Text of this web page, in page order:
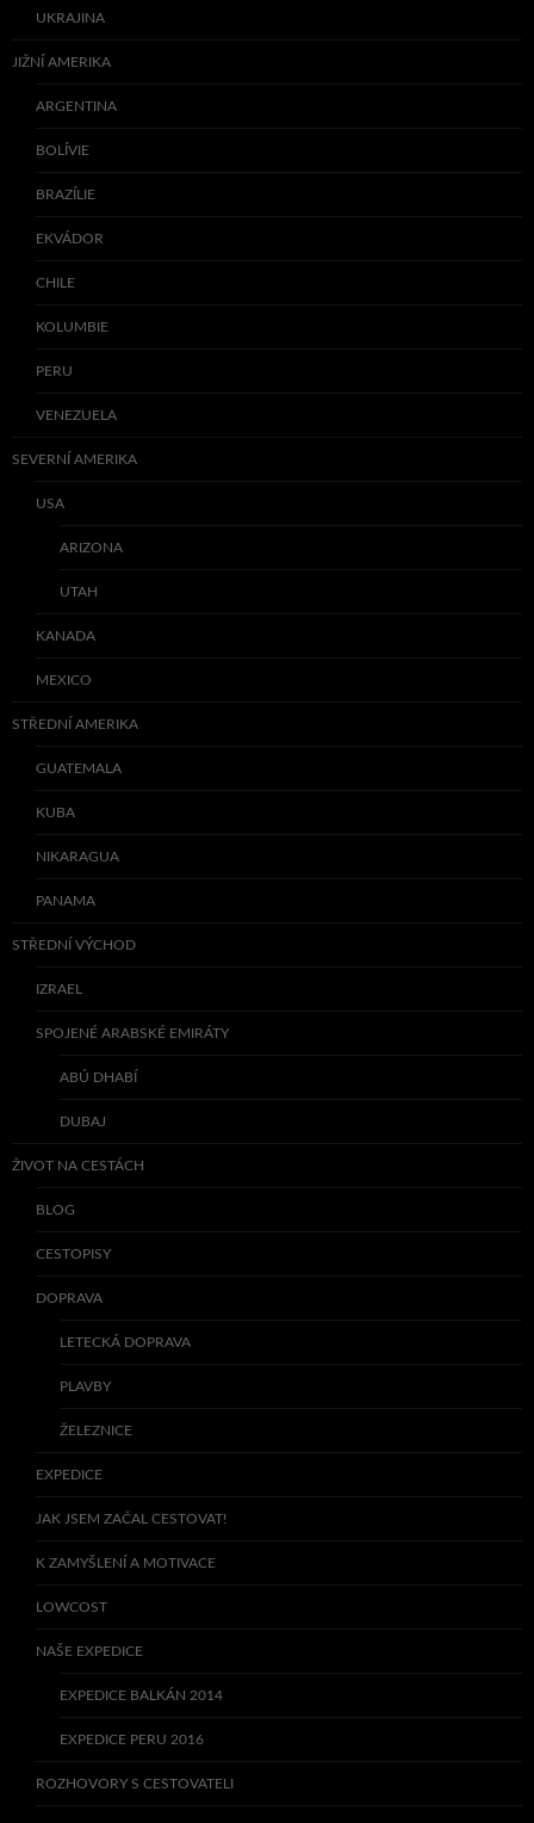
UKRAJINA
JIŽNÍ AMERIKA
ARGENTINA
BOLÍVIE
BRAZÍLIE
EKVÁDOR
CHILE
KOLUMBIE
PERU
VENEZUELA
SEVERNÍ AMERIKA
USA
ARIZONA
UTAH
KANADA
MEXICO
STŘEDNÍ AMERIKA
GUATEMALA
KUBA
NIKARAGUA
PANAMA
STŘEDNÍ VÝCHOD
IZRAEL
SPOJENÉ ARABSKÉ EMIRÁTY
ABÚ DHABÍ
DUBAJ
ŽIVOT NA CESTÁCH
BLOG
CESTOPISY
DOPRAVA
LETECKÁ DOPRAVA
PLAVBY
ŽELEZNICE
EXPEDICE
JAK JSEM ZAČAL CESTOVAT!
K ZAMYŠLENÍ A MOTIVACE
LOWCOST
NAŠE EXPEDICE
EXPEDICE BALKÁN 2014
EXPEDICE PERU 2016
ROZHOVORY S CESTOVATELI